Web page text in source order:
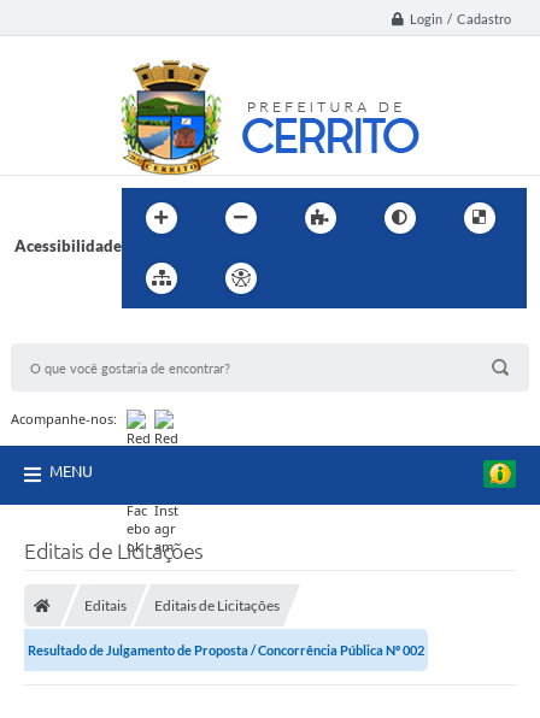
Login / Cadastro
Acessibilidade
Acompanhe-nos:
MENU
Editais de Licitações
Editais Editais de Licitações
Resultado de Julgamento de Proposta / Concorrência Pública Nº 002